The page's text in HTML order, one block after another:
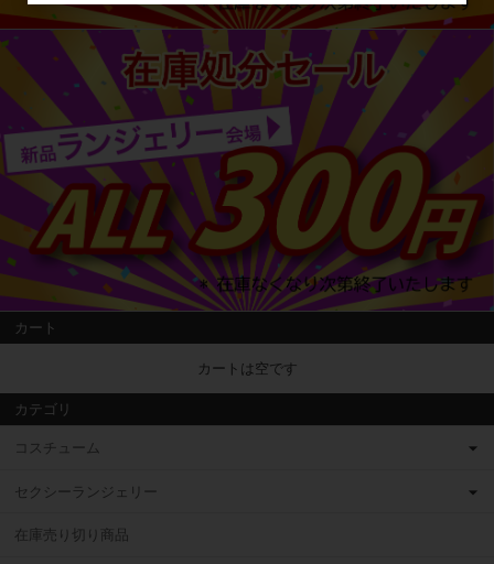
カート
カートは空です
カテゴリ
コスチューム
セクシーランジェリー
在庫売り切り商品